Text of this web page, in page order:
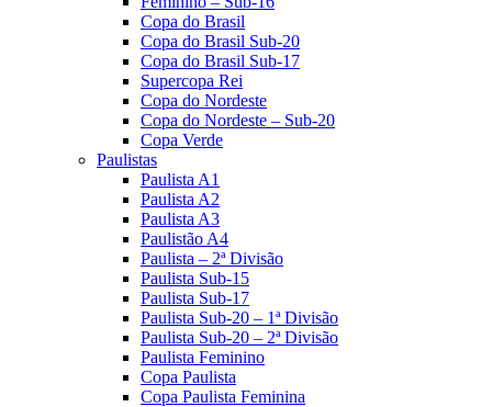
Copa do Brasil
Copa do Brasil Sub-20
Copa do Brasil Sub-17
Supercopa Rei
Copa do Nordeste
Copa do Nordeste – Sub-20
Copa Verde
Paulistas
Paulista A1
Paulista A2
Paulista A3
Paulistão A4
Paulista – 2ª Divisão
Paulista Sub-15
Paulista Sub-17
Paulista Sub-20 – 1ª Divisão
Paulista Sub-20 – 2ª Divisão
Paulista Feminino
Copa Paulista
Copa Paulista Feminina